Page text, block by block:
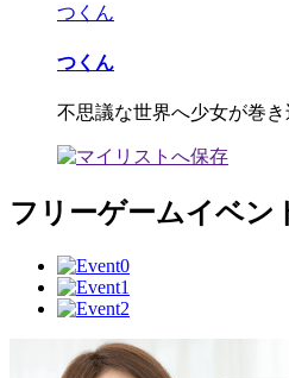
つくん
つくん
不思議な世界へ少女が巻き
フリーゲームイベン